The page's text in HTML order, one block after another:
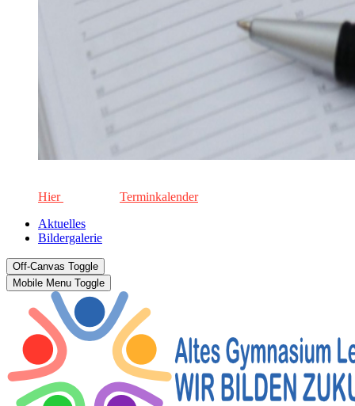
Hier
Terminkalender
Aktuelles
Bildergalerie
Off-Canvas Toggle
Mobile Menu Toggle